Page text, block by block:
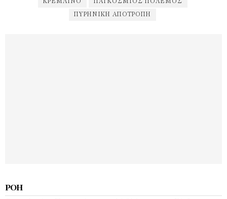
ΚΡΕΜΛΙΝΟ ΠΑΓΚΌΣΜΙΟΣ ΠΌΛΕΜΟΣ
ΠΥΡΗΝΙΚΉ ΑΠΟΤΡΟΠΉ
ΡΟΉ